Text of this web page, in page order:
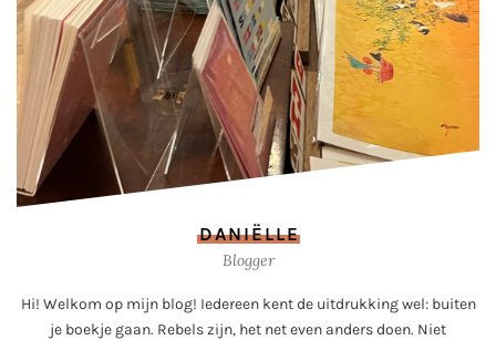
DANIËLLE
Blogger
Hi! Welkom op mijn blog! Iedereen kent de uitdrukking wel: buiten
je boekje gaan. Rebels zijn, het net even anders doen. Niet